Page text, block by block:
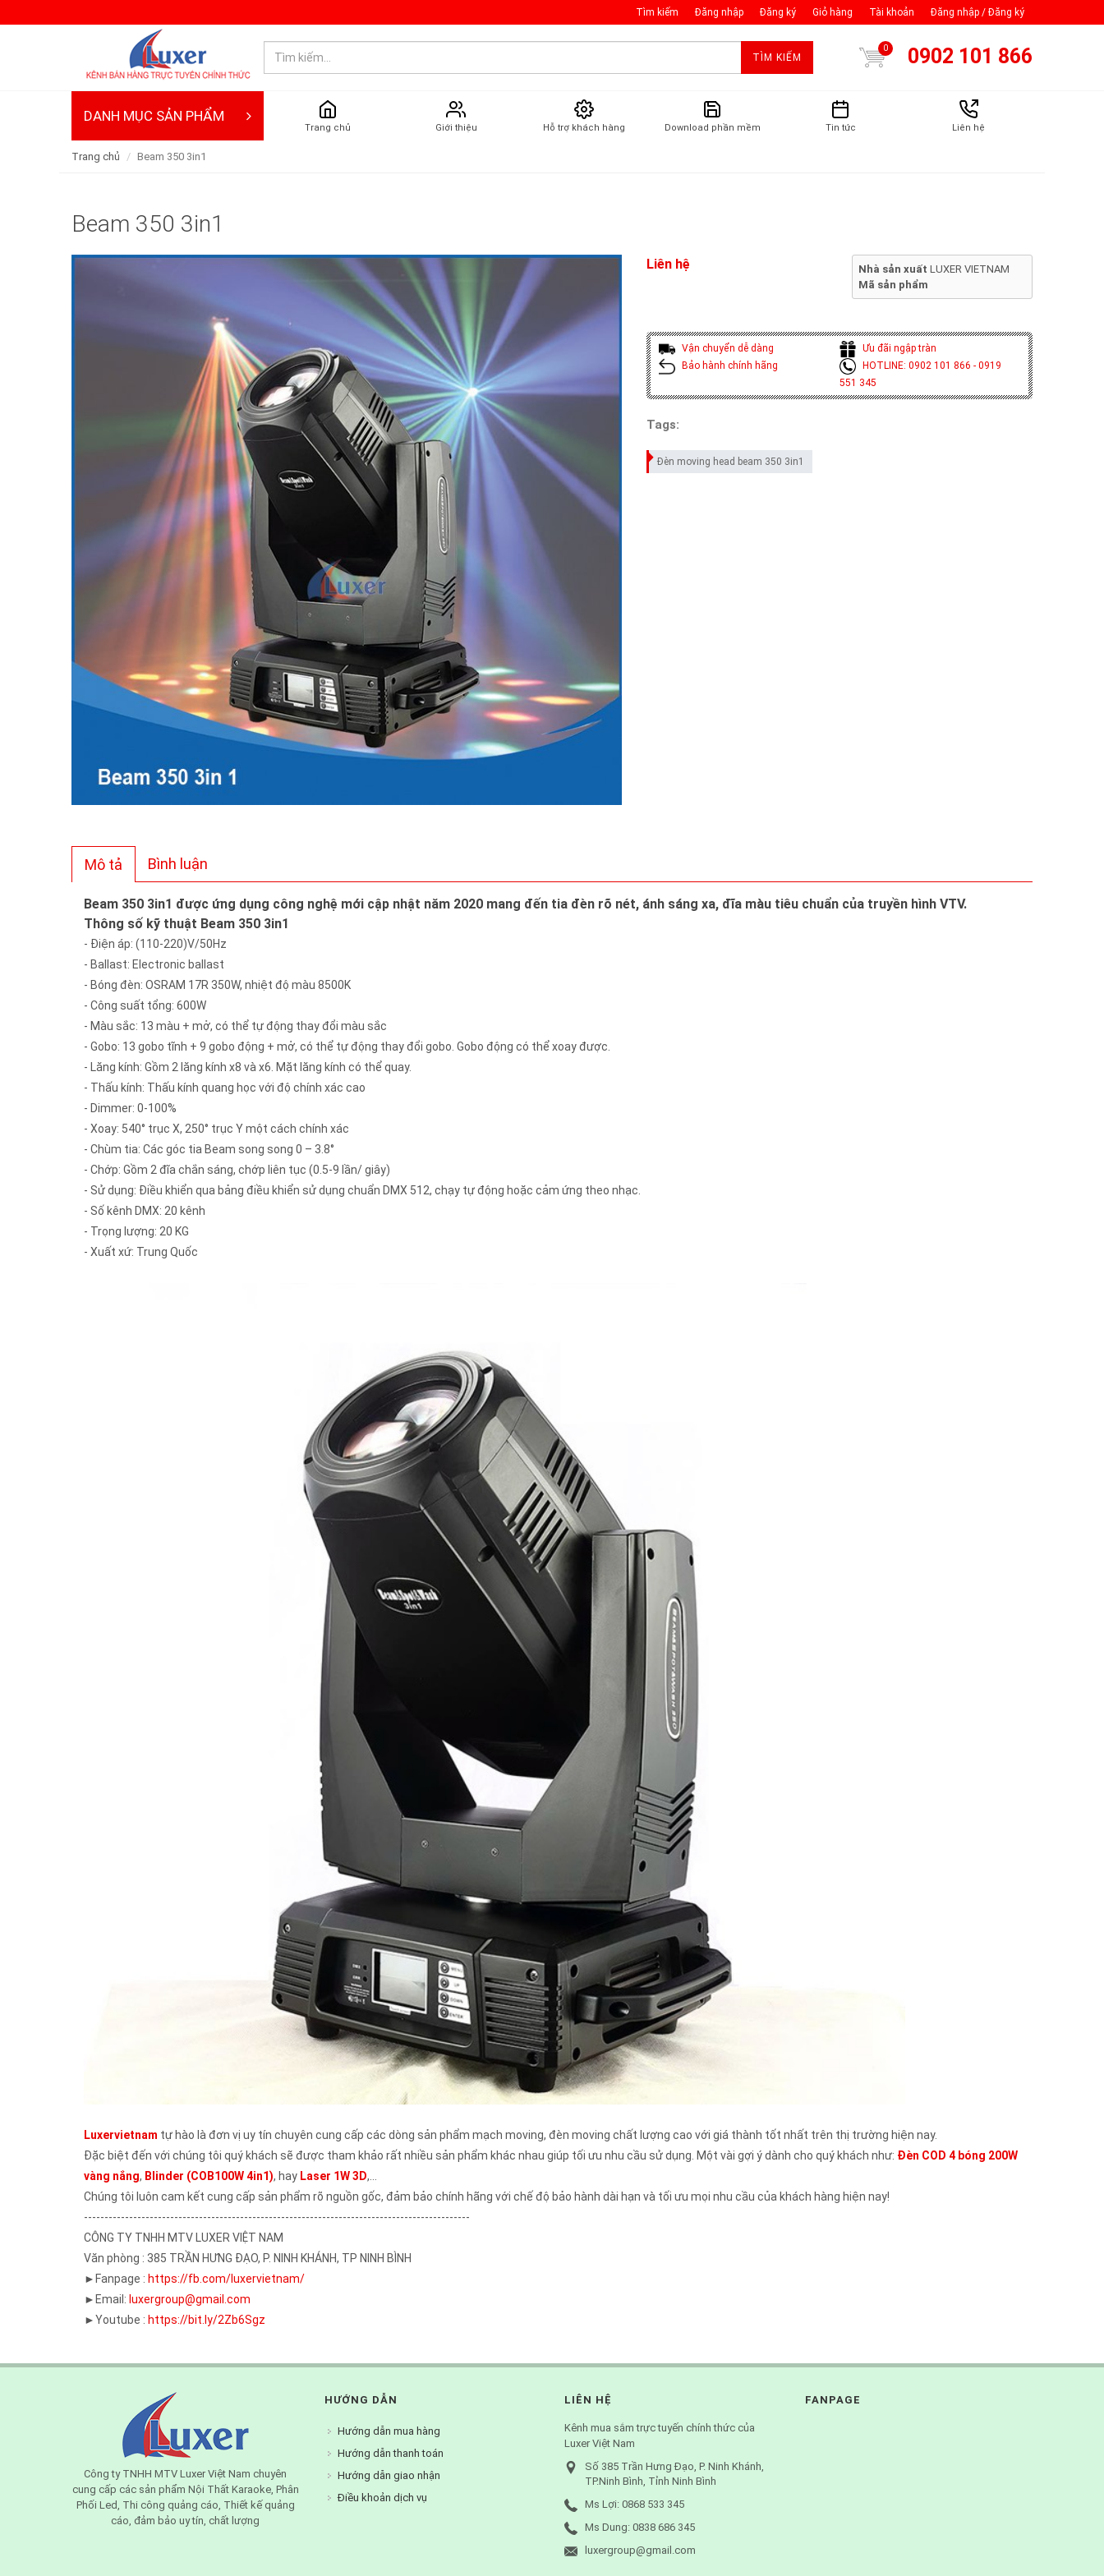
Tìm kiếm Đăng nhập Đăng ký Giỏ hàng Tài khoản Đăng nhập / Đăng ký
TÌM KIẾM
0 0902 101 866
DANH MỤC SẢN PHẨM
Trang chủ Giới thiệu Hỗ trợ khách hàng Download phần mềm Tin tức Liên hệ
Trang chủ Beam 350 3in1
Beam 350 3in1
Liên hệ Nhà sản xuất LUXER VIETNAM
Mã sản phẩm
Vận chuyển dễ dàng
Ưu đãi ngập tràn
Bảo hành chính hãng
HOTLINE: 0902 101 866 - 0919
551 345
Tags:
Đèn moving head beam 350 3in1
Mô tả Bình luận
Beam 350 3in1 được ứng dụng công nghệ mới cập nhật năm 2020 mang đến tia đèn rõ nét, ánh sáng xa, đĩa màu tiêu chuẩn của truyền hình VTV.
Thông số kỹ thuật Beam 350 3in1
- Điện áp: (110-220)V/50Hz
- Ballast: Electronic ballast
- Bóng đèn: OSRAM 17R 350W, nhiệt độ màu 8500K
- Công suất tổng: 600W
- Màu sắc: 13 màu + mở, có thể tự động thay đổi màu sắc
- Gobo: 13 gobo tĩnh + 9 gobo động + mở, có thể tự động thay đổi gobo. Gobo động có thể xoay được.
- Lăng kính: Gồm 2 lăng kính x8 và x6. Mặt lăng kính có thể quay.
- Thấu kính: Thấu kính quang học với độ chính xác cao
- Dimmer: 0-100%
- Xoay: 540° trục X, 250° trục Y một cách chính xác
- Chùm tia: Các góc tia Beam song song 0 – 3.8°
- Chớp: Gồm 2 đĩa chắn sáng, chớp liên tục (0.5-9 lần/ giây)
- Sử dụng: Điều khiển qua bảng điều khiển sử dụng chuẩn DMX 512, chạy tự động hoặc cảm ứng theo nhạc.
- Số kênh DMX: 20 kênh
- Trọng lượng: 20 KG
- Xuất xứ: Trung Quốc
Luxervietnam tự hào là đơn vị uy tín chuyên cung cấp các dòng sản phẩm mạch moving, đèn moving chất lượng cao với giá thành tốt nhất trên thị trường hiện nay.
Đặc biệt đến với chúng tôi quý khách sẽ được tham khảo rất nhiều sản phẩm khác nhau giúp tối ưu nhu cầu sử dụng. Một vài gợi ý dành cho quý khách như: Đèn COD 4 bóng 200W
vàng nắng, Blinder (COB100W 4in1), hay Laser 1W 3D,...
Chúng tôi luôn cam kết cung cấp sản phẩm rõ nguồn gốc, đảm bảo chính hãng với chế độ bảo hành dài hạn và tối ưu mọi nhu cầu của khách hàng hiện nay!
----------------------------------------------------------------------------------------------
CÔNG TY TNHH MTV LUXER VIỆT NAM
Văn phòng : 385 TRẦN HƯNG ĐẠO, P. NINH KHÁNH, TP NINH BÌNH
►Fanpage : https://fb.com/luxervietnam/
►Email: luxergroup@gmail.com
►Youtube : https://bit.ly/2Zb6Sgz
Công ty TNHH MTV Luxer Việt Nam chuyên
cung cấp các sản phẩm Nội Thất Karaoke, Phân
Phối Led, Thi công quảng cáo, Thiết kế quảng
cáo, đảm bảo uy tín, chất lượng
HƯỚNG DẪN
Hướng dẫn mua hàng
Hướng dẫn thanh toán
Hướng dẫn giao nhận
Điều khoản dịch vụ
LIÊN HỆ
Kênh mua sắm trực tuyến chính thức của
Luxer Việt Nam
Số 385 Trần Hưng Đạo, P. Ninh Khánh,
TP.Ninh Bình, Tỉnh Ninh Bình
Ms Lợi: 0868 533 345
Ms Dung: 0838 686 345
luxergroup@gmail.com
FANPAGE